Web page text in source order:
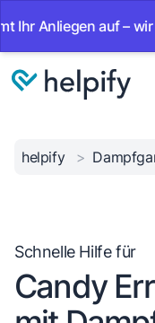
auf – wir
helpify >
Schnelle Hilfe für
Candy